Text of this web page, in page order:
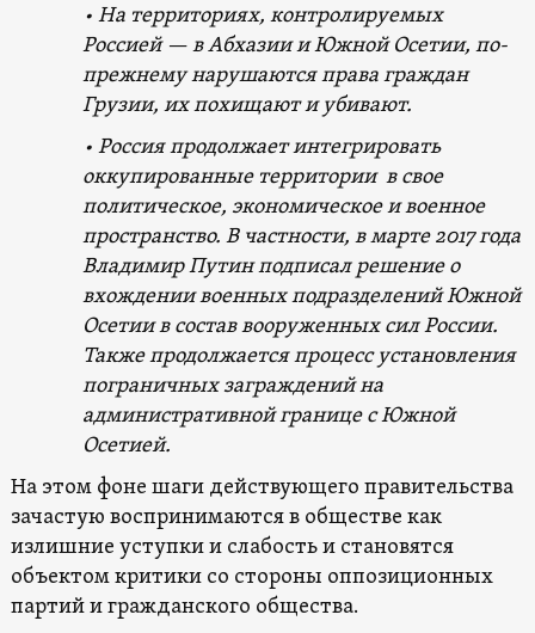
• На территориях, контролируемых
Россией — в Абхазии и Южной Осетии, по-
прежнему нарушаются права граждан
Грузии, их похищают и убивают.
• Россия продолжает интегрировать
оккупированные территории в свое
политическое, экономическое и военное
пространство. В частности, в марте 2017 года
Владимир Путин подписал решение о
вхождении военных подразделений Южной
Осетии в состав вооруженных сил России.
Также продолжается процесс установления
пограничных заграждений на
административной границе с Южной
Осетией.
На этом фоне шаги действующего правительства
зачастую воспринимаются в обществе как
излишние уступки и слабость и становятся
объектом критики со стороны оппозиционных
партий и гражданского общества.